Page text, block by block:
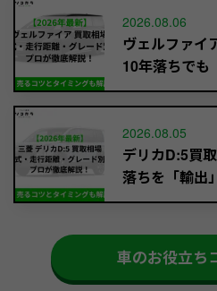
2026.08.06
ヴェルファイ
10年落ちでも
2026.08.05
デリカD:5買
落ちを「輸出
車のお役立ち